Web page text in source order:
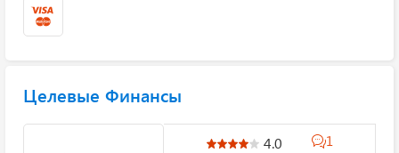
Целевые Финансы
4.0 1